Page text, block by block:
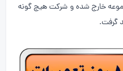
خارج شده و شرکت هیچ گونه
گرفت.